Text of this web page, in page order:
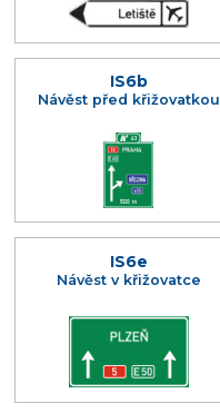
IS6b
Návěst před křižovatkou
IS6e
Návěst v křižovatce